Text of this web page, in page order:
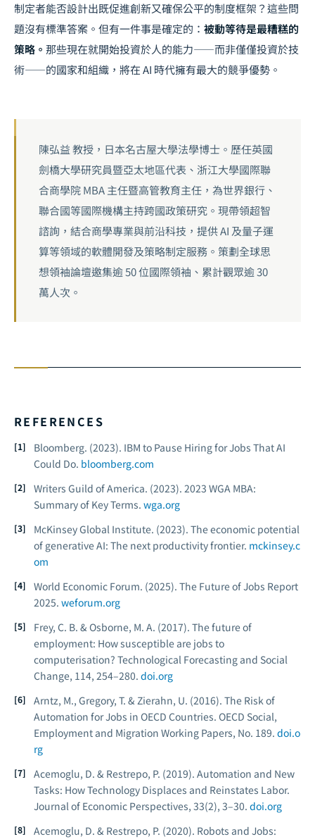
制定者能否設計出既促進創新又確保公平的制度框架？這些問
題沒有標準答案。但有一件事是確定的： 被動等待是最糟糕的
策略。 那些現在就開始投資於人的能力——而非僅僅投資於技
術——的國家和組織，將在 AI 時代擁有最大的競爭優勢。
陳弘益 教授，日本名古屋大學法學博士。歷任英國
劍橋大學研究員暨亞太地區代表、浙江大學國際聯
合商學院 MBA 主任暨高管教育主任，為世界銀行、
聯合國等國際機構主持跨國政策研究。現帶領超智
諮詢，結合商學專業與前沿科技，提供 AI 及量子運
算等領域的軟體開發及策略制定服務。策劃全球思
想領袖論壇邀集逾 50 位國際領袖、累計觀眾逾 30
萬人次。
REFERENCES
Bloomberg. (2023). IBM to Pause Hiring for Jobs That AI
Could Do. bloomberg.com
Writers Guild of America. (2023). 2023 WGA MBA:
Summary of Key Terms. wga.org
McKinsey Global Institute. (2023). The economic potential
of generative AI: The next productivity frontier. mckinsey.c
om
World Economic Forum. (2025). The Future of Jobs Report
2025. weforum.org
Frey, C. B. & Osborne, M. A. (2017). The future of
employment: How susceptible are jobs to
computerisation? Technological Forecasting and Social
Change, 114, 254–280. doi.org
Arntz, M., Gregory, T. & Zierahn, U. (2016). The Risk of
Automation for Jobs in OECD Countries. OECD Social,
Employment and Migration Working Papers, No. 189. doi.o
rg
Acemoglu, D. & Restrepo, P. (2019). Automation and New
Tasks: How Technology Displaces and Reinstates Labor.
Journal of Economic Perspectives, 33(2), 3–30. doi.org
Acemoglu, D. & Restrepo, P. (2020). Robots and Jobs: